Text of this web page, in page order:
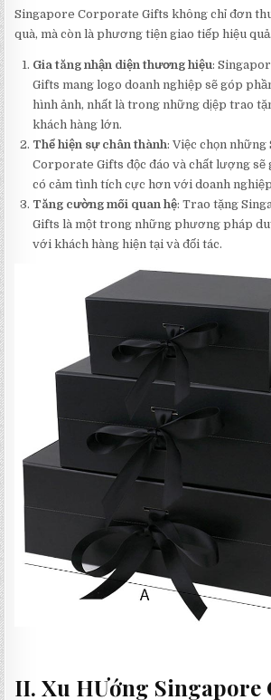
Singapore Corporate Gifts không chỉ đơn
quà, mà còn là phương tiện giao tiếp hiệu quả.
Gia tăng nhận diện thương hiệu:
Gifts mang logo doanh nghiệp sẽ góp
hình ảnh, nhất là trong những dịệp trao
khách hàng lớn.
Thể hiện sự chân thành: Việc chọn
Corporate Gifts độc đáo và chất lượng sẽ
có cảm tình tích cực hơn với doanh
Tăng cường mối quan hệ: Trao tặng
Gifts là một trong những phương pháp
với khách hàng hiện tại và đối tác.
II. Xu HƯớng Singapore